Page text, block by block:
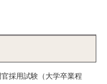
採用試験（大学卒業程